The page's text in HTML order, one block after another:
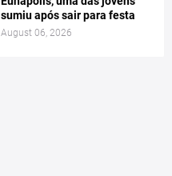
sumiu após sair para festa
August 06, 2026